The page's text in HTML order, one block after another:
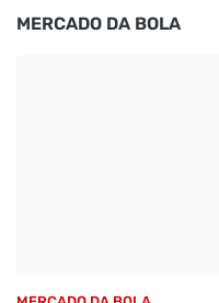
MERCADO DA BOLA